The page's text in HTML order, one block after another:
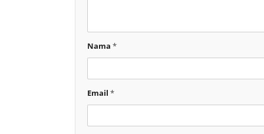
Nama *
Email *